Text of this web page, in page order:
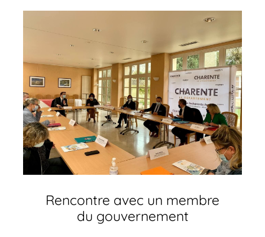
Rencontre avec un membre
du gouvernement